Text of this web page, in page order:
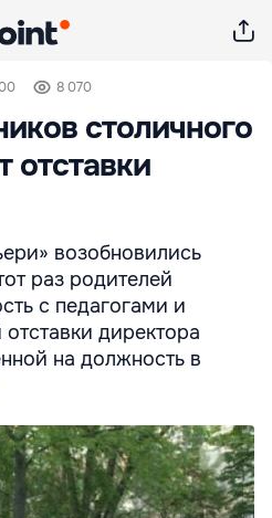
8 070
столичного
отставки
возобновились
раз родителей
с педагогами и
директора
на должность в